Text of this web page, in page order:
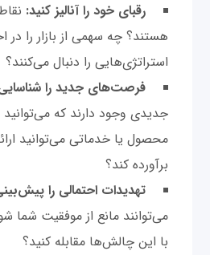
رقبای خود را آنالیز کنید:
هستند؟ چه سهمی از بازار را در
استراتژی‌هایی را دنبال می‌کنند؟
فرصت‌های جدید را
جدیدی وجود دارند که می‌توانید
محصول یا خدماتی می‌توانید
برآورده کند؟
تهدیدات احتمالی را
می‌توانند مانع از موفقیت شما
با این چالش‌ها مقابله کنید؟